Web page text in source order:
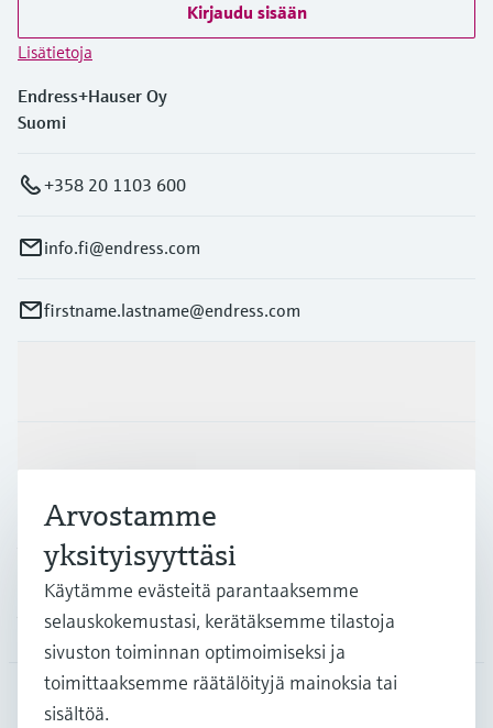
Kirjaudu sisään
Lisätietoja
Endress+Hauser Oy
Suomi
+358 20 1103 600
info.fi@endress.com
firstname.lastname@endress.com
Asiakastuki
Yritys
Arvostamme
yksityisyyttäsi
Käytämme evästeitä parantaaksemme
selauskokemustasi, kerätäksemme tilastoja
sivuston toiminnan optimoimiseksi ja
toimittaaksemme räätälöityjä mainoksia tai
sisältöä.